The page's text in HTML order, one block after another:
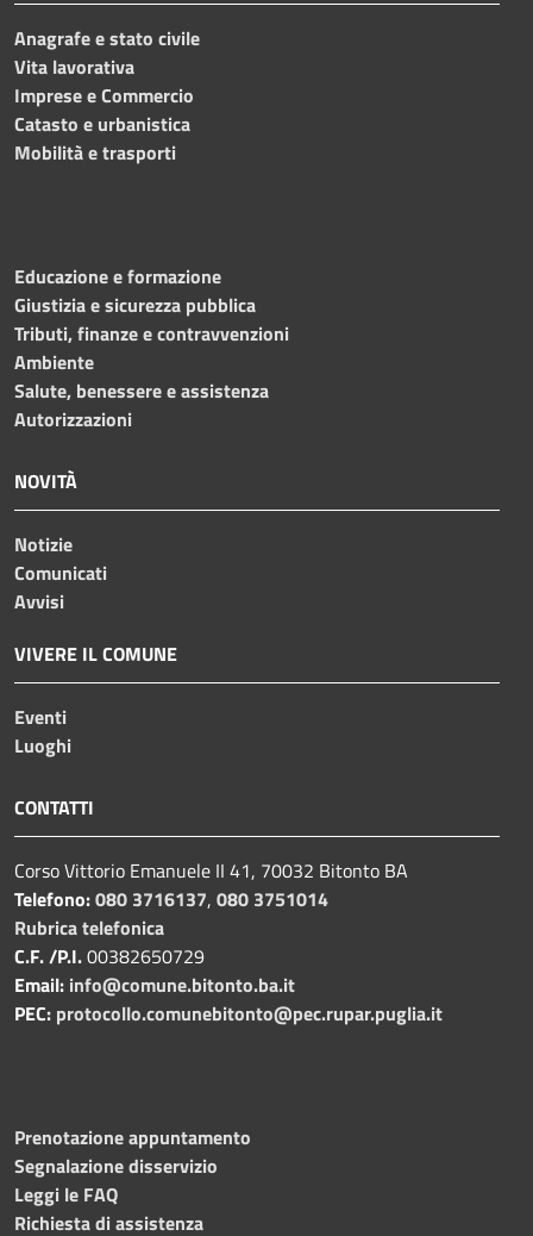
Anagrafe e stato civile
Vita lavorativa
Imprese e Commercio
Catasto e urbanistica
Mobilità e trasporti
Educazione e formazione
Giustizia e sicurezza pubblica
Tributi, finanze e contravvenzioni
Ambiente
Salute, benessere e assistenza
Autorizzazioni
NOVITÀ
Notizie
Comunicati
Avvisi
VIVERE IL COMUNE
Eventi
Luoghi
CONTATTI
Corso Vittorio Emanuele II 41, 70032 Bitonto BA
Telefono:080 3716137, 080 3751014
Rubrica telefonica
C.F. /P.I.00382650729
Email: info@comune.bitonto.ba.it
PEC: protocollo.comunebitonto@pec.rupar.puglia.it
Prenotazione appuntamento
Segnalazione disservizio
Leggi le FAQ
Richiesta di assistenza